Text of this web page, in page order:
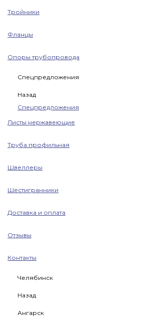
Тройники
Фланцы
Опоры трубопровода
Спецпредложения
Назад
Спецпредложения
Листы нержавеющие
Труба профильная
Швеллеры
Шестигранники
Доставка и оплата
Отзывы
Контакты
Челябинск
Назад
Ангарск